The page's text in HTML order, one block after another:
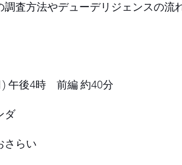
調査方法やデューデリジェンスの流
) 午後4時 前編 約40分
ダ
さらい